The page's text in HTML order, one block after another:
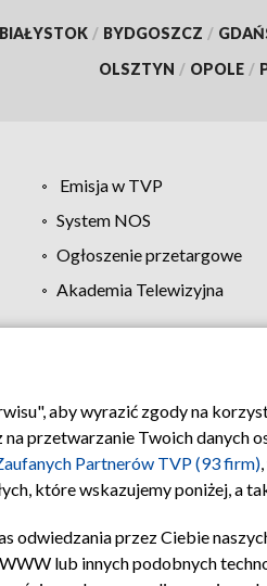
BIAŁYSTOK / BYDGOSZCZ /
OLSZTYN / OPOLE /
Emisja w TVP
System NOS
Ogłoszenie przetargowe
Akademia Telewizyjna
Regulamin TVP Polityka
aby wyrazić zgody na
przetwarzanie Twoich danych
Partnerów TVP (93 firm)
które wskazujemy poniżej, a
odwiedzania przez Ciebie
lub innych podobnych